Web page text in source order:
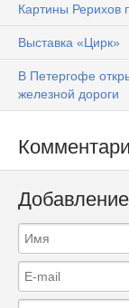
Картины Рерихов
Выставка «Цирк»
В Петергофе
железной дороги